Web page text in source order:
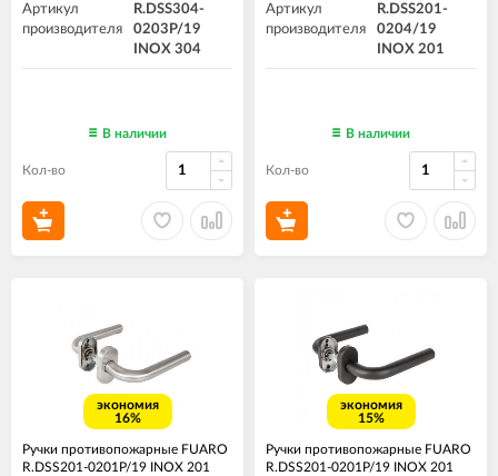
Артикул
производителя
R.DSS304-
0203P/19
INOX 304
В наличии
Кол-во
Артикул
производителя
R.DSS201-
0204/19
INOX 201
В наличии
Кол-во
экономия
16%
Ручки противопожарные FUARO
R.DSS201-0201P/19 INOX 201
экономия
15%
Ручки противопожарные FUARO
R.DSS201-0201P/19 INOX 201